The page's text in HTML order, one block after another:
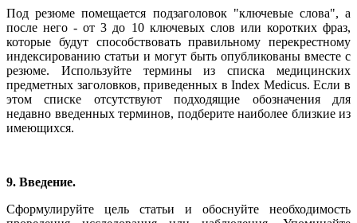
Под резюме помещается подзаголовок "ключевые слова", а
после него - от 3 до 10 ключевых слов или коротких фраз,
которые будут способствовать правильному перекрестному
индексированию статьи и могут быть опубликованы вместе с
резюме. Используйте термины из списка медицинских
предметных заголовков, приведенных в Index Medicus. Если в
этом списке отсутствуют подходящие обозначения для
недавно введенных терминов, подберите наиболее близкие из
имеющихся.
9. Введение.
Сформулируйте цель статьи и обоснуйте необходимость